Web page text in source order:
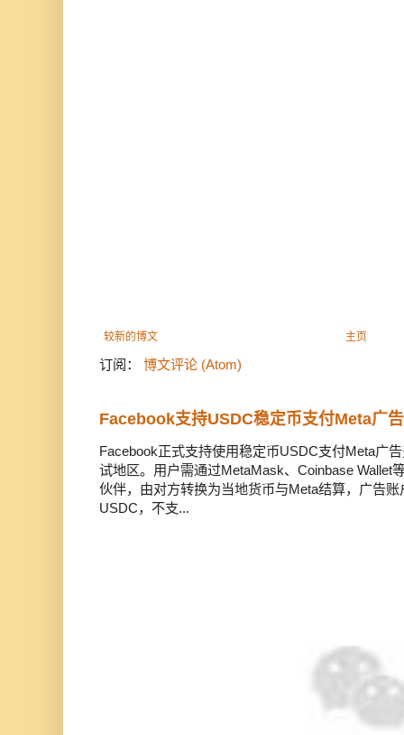
较新的博文 主页
订阅： 博文评论 (Atom)
Facebook支持USDC稳定币支付Meta广
Facebook正式支持使用稳定币USDC支付Meta广
试地区。用户需通过MetaMask、Coinbase Wallet
伙伴，由对方转换为当地货币与Meta结算，广告
USDC，不支...